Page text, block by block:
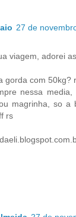
27 de
viagem, adorei
gorda com 50kg?
nessa
magrinha, so a
rs